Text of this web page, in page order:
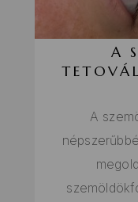
A
A